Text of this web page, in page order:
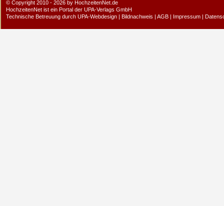
© Copyright 2010 - 2026 by HochzeitenNet.de
HochzeitenNet ist ein Portal der UPA-Verlags GmbH
Technische Betreuung durch UPA-Webdesign | Bildnachweis | AGB | Impressum |